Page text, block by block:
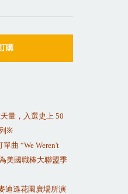
購
量，入選史上 50
※
單曲 “We Weren't
美國職棒大聯盟季
迪遜花園廣場所演